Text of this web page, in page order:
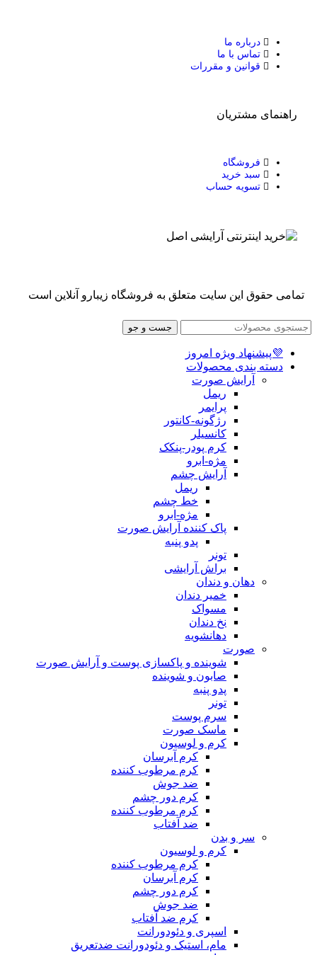
درباره ما
تماس با ما
قوانین و مقررات
راهنمای مشتریان
فروشگاه
سبد خرید
تسویه حساب
تمامی حقوق این سایت متعلق به فروشگاه زیبارو آنلاین است
جست و جو
💜پیشنهاد ویژه امروز
دسته بندی محصولات
آرایش صورت
ریمل
پرایمر
رژگونه-کانتور
کانسیلر
کرم پودر-پنکک
مژه-ابرو
آرایش چشم
ریمل
خط چشم
مژه-ابرو
پاک کننده آرایش صورت
پدو پنبه
تونر
براش آرایشی
دهان و دندان
خمیر دندان
مسواک
نخ دندان
دهانشویه
صورت
شوینده و پاکسازی پوست و آرایش صورت
صابون و شوینده
پدو پنبه
تونر
سرم پوست
ماسک صورت
کرم و لوسیون
کرم آبرسان
کرم مرطوب کننده
ضد جوش
کرم دور چشم
کرم مرطوب کننده
ضد آفتاب
سر و بدن
کرم و لوسیون
کرم مرطوب کننده
کرم آبرسان
کرم دور چشم
ضد جوش
کرم ضد آفتاب
اسپری و دئودورانت
مام، استیک و دئودورانت ضدتعریق